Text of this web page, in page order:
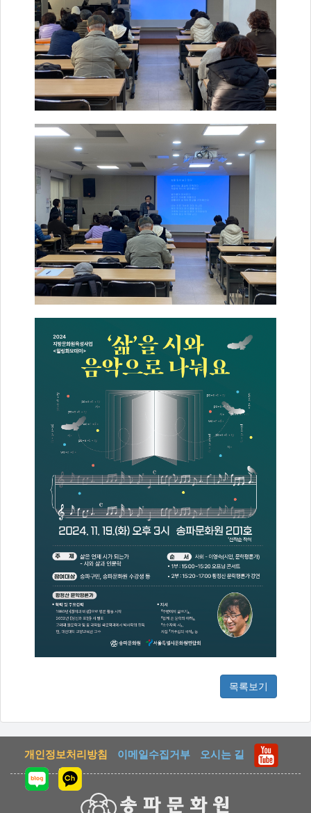
목록보기
개인정보처리방침 이메일수집거부 오시는 길